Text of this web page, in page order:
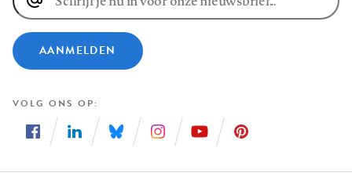
E-
mailadres
AANMELDEN
VOLG ONS OP
ons
ons
ons
ons
ons
ons